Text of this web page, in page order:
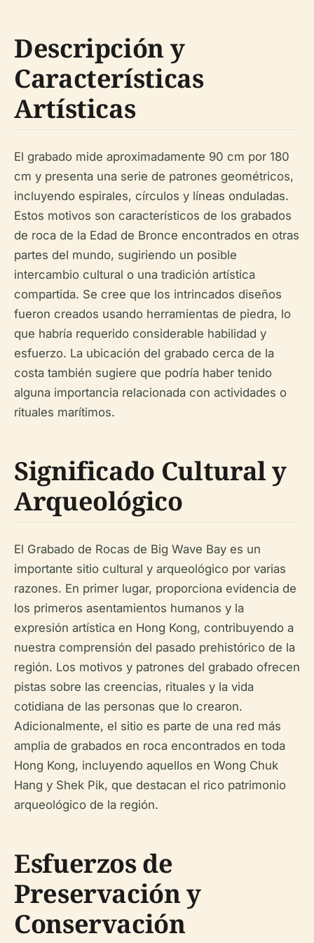
Descripción y
Características
Artísticas
El grabado mide aproximadamente 90 cm por 180
cm y presenta una serie de patrones geométricos,
incluyendo espirales, círculos y líneas onduladas.
Estos motivos son característicos de los grabados
de roca de la Edad de Bronce encontrados en otras
partes del mundo, sugiriendo un posible
intercambio cultural o una tradición artística
compartida. Se cree que los intrincados diseños
fueron creados usando herramientas de piedra, lo
que habría requerido considerable habilidad y
esfuerzo. La ubicación del grabado cerca de la
costa también sugiere que podría haber tenido
alguna importancia relacionada con actividades o
rituales marítimos.
Significado Cultural y
Arqueológico
El Grabado de Rocas de Big Wave Bay es un
importante sitio cultural y arqueológico por varias
razones. En primer lugar, proporciona evidencia de
los primeros asentamientos humanos y la
expresión artística en Hong Kong, contribuyendo a
nuestra comprensión del pasado prehistórico de la
región. Los motivos y patrones del grabado ofrecen
pistas sobre las creencias, rituales y la vida
cotidiana de las personas que lo crearon.
Adicionalmente, el sitio es parte de una red más
amplia de grabados en roca encontrados en toda
Hong Kong, incluyendo aquellos en Wong Chuk
Hang y Shek Pik, que destacan el rico patrimonio
arqueológico de la región.
Esfuerzos de
Preservación y
Conservación